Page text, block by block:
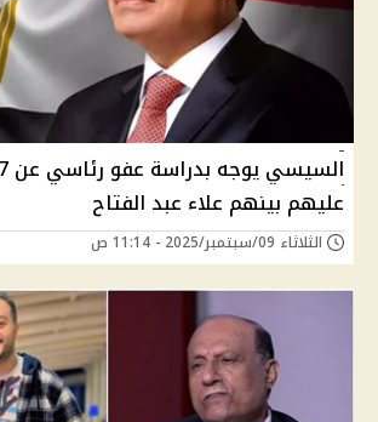
عليهم بينهم علاء عبد الفتاح
الثلاثاء 09/سبتمبر/2025 - 11:14 ص